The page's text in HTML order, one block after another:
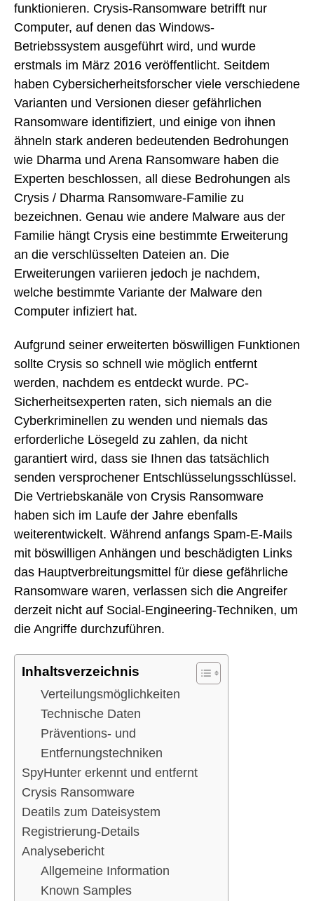
funktionieren. Crysis-Ransomware betrifft nur
Computer, auf denen das Windows-
Betriebssystem ausgeführt wird, und wurde
erstmals im März 2016 veröffentlicht. Seitdem
haben Cybersicherheitsforscher viele verschiedene
Varianten und Versionen dieser gefährlichen
Ransomware identifiziert, und einige von ihnen
ähneln stark anderen bedeutenden Bedrohungen
wie Dharma und Arena Ransomware haben die
Experten beschlossen, all diese Bedrohungen als
Crysis / Dharma Ransomware-Familie zu
bezeichnen. Genau wie andere Malware aus der
Familie hängt Crysis eine bestimmte Erweiterung
an die verschlüsselten Dateien an. Die
Erweiterungen variieren jedoch je nachdem,
welche bestimmte Variante der Malware den
Computer infiziert hat.
Aufgrund seiner erweiterten böswilligen Funktionen
sollte Crysis so schnell wie möglich entfernt
werden, nachdem es entdeckt wurde. PC-
Sicherheitsexperten raten, sich niemals an die
Cyberkriminellen zu wenden und niemals das
erforderliche Lösegeld zu zahlen, da nicht
garantiert wird, dass sie Ihnen das tatsächlich
senden versprochener Entschlüsselungsschlüssel.
Die Vertriebskanäle von Crysis Ransomware
haben sich im Laufe der Jahre ebenfalls
weiterentwickelt. Während anfangs Spam-E-Mails
mit böswilligen Anhängen und beschädigten Links
das Hauptverbreitungsmittel für diese gefährliche
Ransomware waren, verlassen sich die Angreifer
derzeit nicht auf Social-Engineering-Techniken, um
die Angriffe durchzuführen.
Inhaltsverzeichnis
Verteilungsmöglichkeiten
Technische Daten
Präventions- und
Entfernungstechniken
SpyHunter erkennt und entfernt
Crysis Ransomware
Deatils zum Dateisystem
Registrierung-Details
Analysebericht
Allgemeine Information
Known Samples